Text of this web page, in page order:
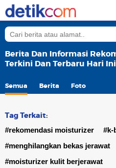
Berita Dan Informasi
Terkini Dan Terbaru Hari
Semua Berita Foto
Tag Terkait:
#rekomendasi moisturizer #k-
#menghilangkan bekas jerawat
#moisturizer kulit berjerawat